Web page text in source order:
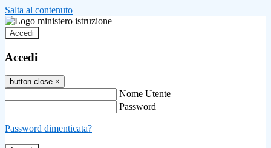
Salta al contenuto
Accedi
Accedi
button close ×
Nome Utente
Password
Password dimenticata?